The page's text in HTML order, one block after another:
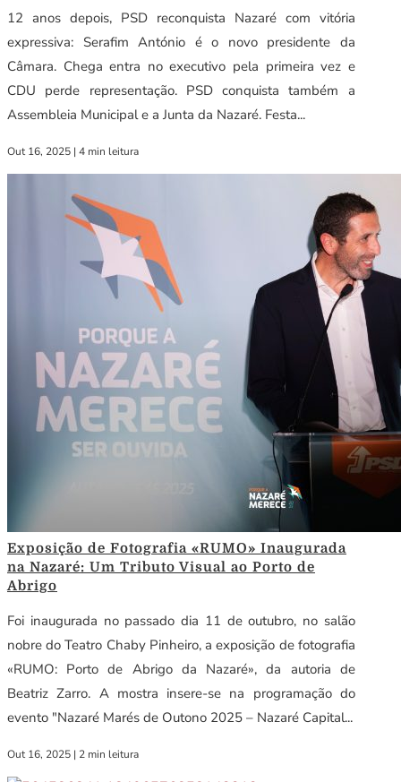
12 anos depois, PSD reconquista Nazaré com vitória
expressiva: Serafim António é o novo presidente da
Câmara. Chega entra no executivo pela primeira vez e
CDU perde representação. PSD conquista também a
Assembleia Municipal e a Junta da Nazaré. Festa...
Out 16, 2025 | 4 min leitura
Exposição de Fotografia «RUMO» Inaugurada
na Nazaré: Um Tributo Visual ao Porto de
Abrigo
Foi inaugurada no passado dia 11 de outubro, no salão
nobre do Teatro Chaby Pinheiro, a exposição de fotografia
«RUMO: Porto de Abrigo da Nazaré», da autoria de
Beatriz Zarro. A mostra insere-se na programação do
evento "Nazaré Marés de Outono 2025 – Nazaré Capital...
Out 16, 2025 | 2 min leitura